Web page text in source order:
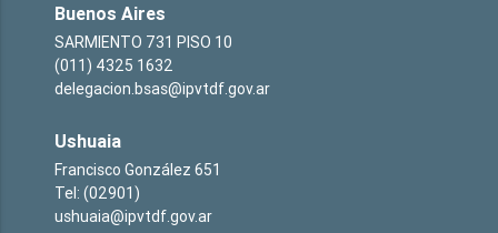
Buenos Aires
SARMIENTO 731 PISO 10
(011) 4325 1632
delegacion.bsas@ipvtdf.gov.ar
Ushuaia
Francisco González 651
Tel: (02901)
ushuaia@ipvtdf.gov.ar